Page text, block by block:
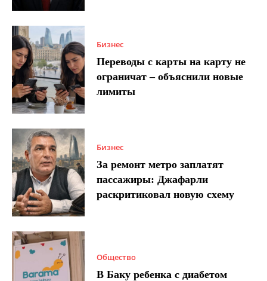
Бизнес
Переводы с карты на карту не
ограничат – объяснили новые
лимиты
Бизнес
За ремонт метро заплатят
пассажиры: Джафарли
раскритиковал новую схему
Общество
В Баку ребенка с диабетом